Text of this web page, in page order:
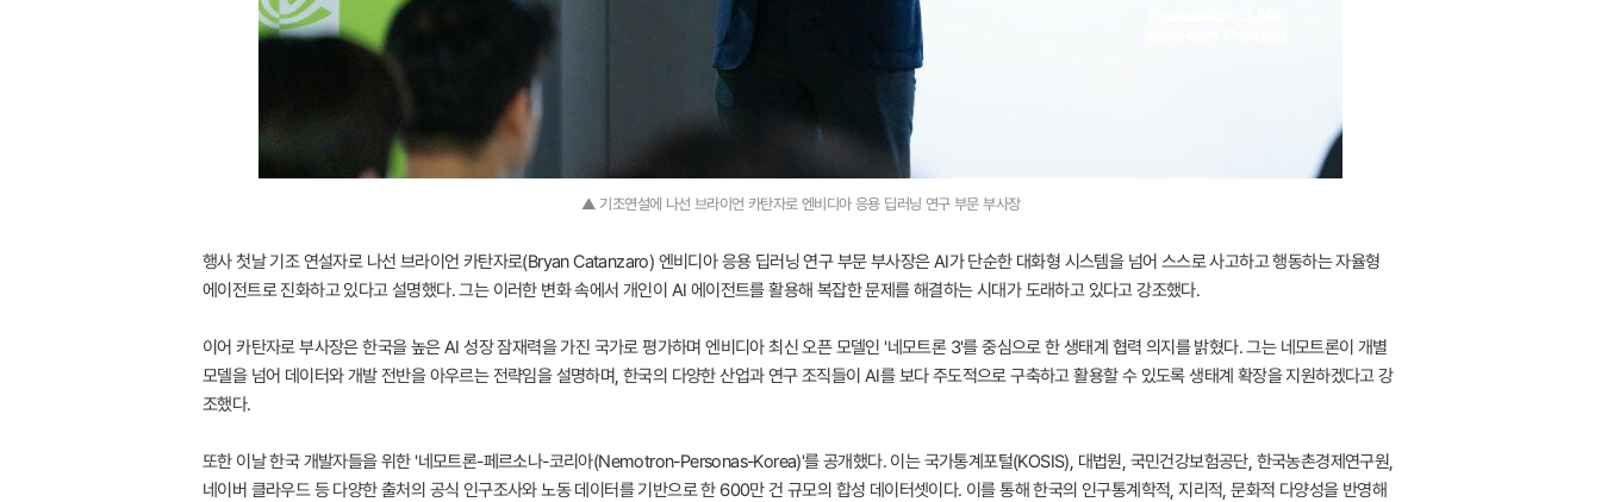
▲ 기조연설에 나선 브라이언 카탄자로 엔비디아 응용 딥러닝 연구 부문 부사장
행사 첫날 기조 연설자로 나선 브라이언 카탄자로(Bryan Catanzaro) 엔비디아 응용 딥러닝 연구 부문 부사장은 AI가 단순한 대화형 시스템을 넘어 스스로 사고하고 행동하는 자율형
에이전트로 진화하고 있다고 설명했다. 그는 이러한 변화 속에서 개인이 AI 에이전트를 활용해 복잡한 문제를 해결하는 시대가 도래하고 있다고 강조했다.
이어 카탄자로 부사장은 한국을 높은 AI 성장 잠재력을 가진 국가로 평가하며 엔비디아 최신 오픈 모델인 '네모트론 3'를 중심으로 한 생태계 협력 의지를 밝혔다. 그는 네모트론이 개별
모델을 넘어 데이터와 개발 전반을 아우르는 전략임을 설명하며, 한국의 다양한 산업과 연구 조직들이 AI를 보다 주도적으로 구축하고 활용할 수 있도록 생태계 확장을 지원하겠다고 강
조했다.
또한 이날 한국 개발자들을 위한 '네모트론-페르소나-코리아(Nemotron-Personas-Korea)'를 공개했다. 이는 국가통계포털(KOSIS), 대법원, 국민건강보험공단, 한국농촌경제연구원,
네이버 클라우드 등 다양한 출처의 공식 인구조사와 노동 데이터를 기반으로 한 600만 건 규모의 합성 데이터셋이다. 이를 통해 한국의 인구통계학적, 지리적, 문화적 다양성을 반영해